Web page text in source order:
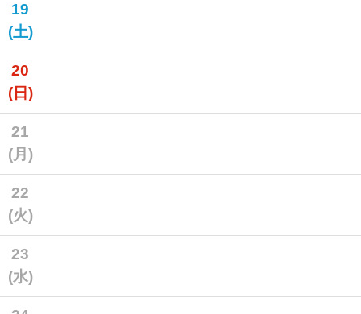
19
(土)
20
(日)
21
(月)
22
(火)
23
(水)